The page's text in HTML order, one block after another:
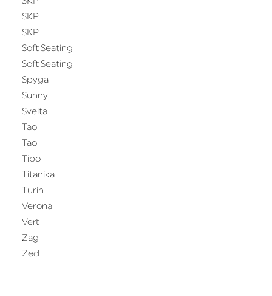
SKP
SKP
Soft Seating
Soft Seating
Spyga
Sunny
Svelta
Tao
Tao
Tipo
Titanika
Turin
Verona
Vert
Zag
Zed